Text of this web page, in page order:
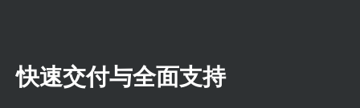
快速交付与全面支持